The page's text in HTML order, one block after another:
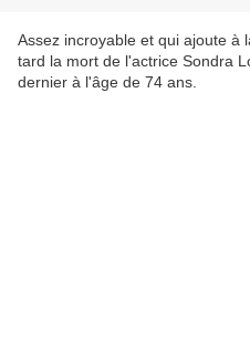
Assez incroyable et qui ajoute à
tard la mort de l'actrice Sondra
dernier à l'âge de 74 ans.